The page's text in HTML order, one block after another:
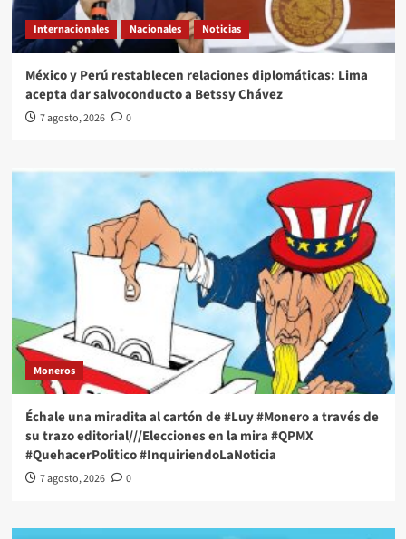
Internacionales Nacionales Noticias
México y Perú restablecen relaciones diplomáticas: Lima
acepta dar salvoconducto a Betssy Chávez
7 agosto, 2026 0
Moneros
Échale una miradita al cartón de #Luy #Monero a través de
su trazo editorial///Elecciones en la mira #QPMX
#QuehacerPolitico #InquiriendoLaNoticia
7 agosto, 2026 0